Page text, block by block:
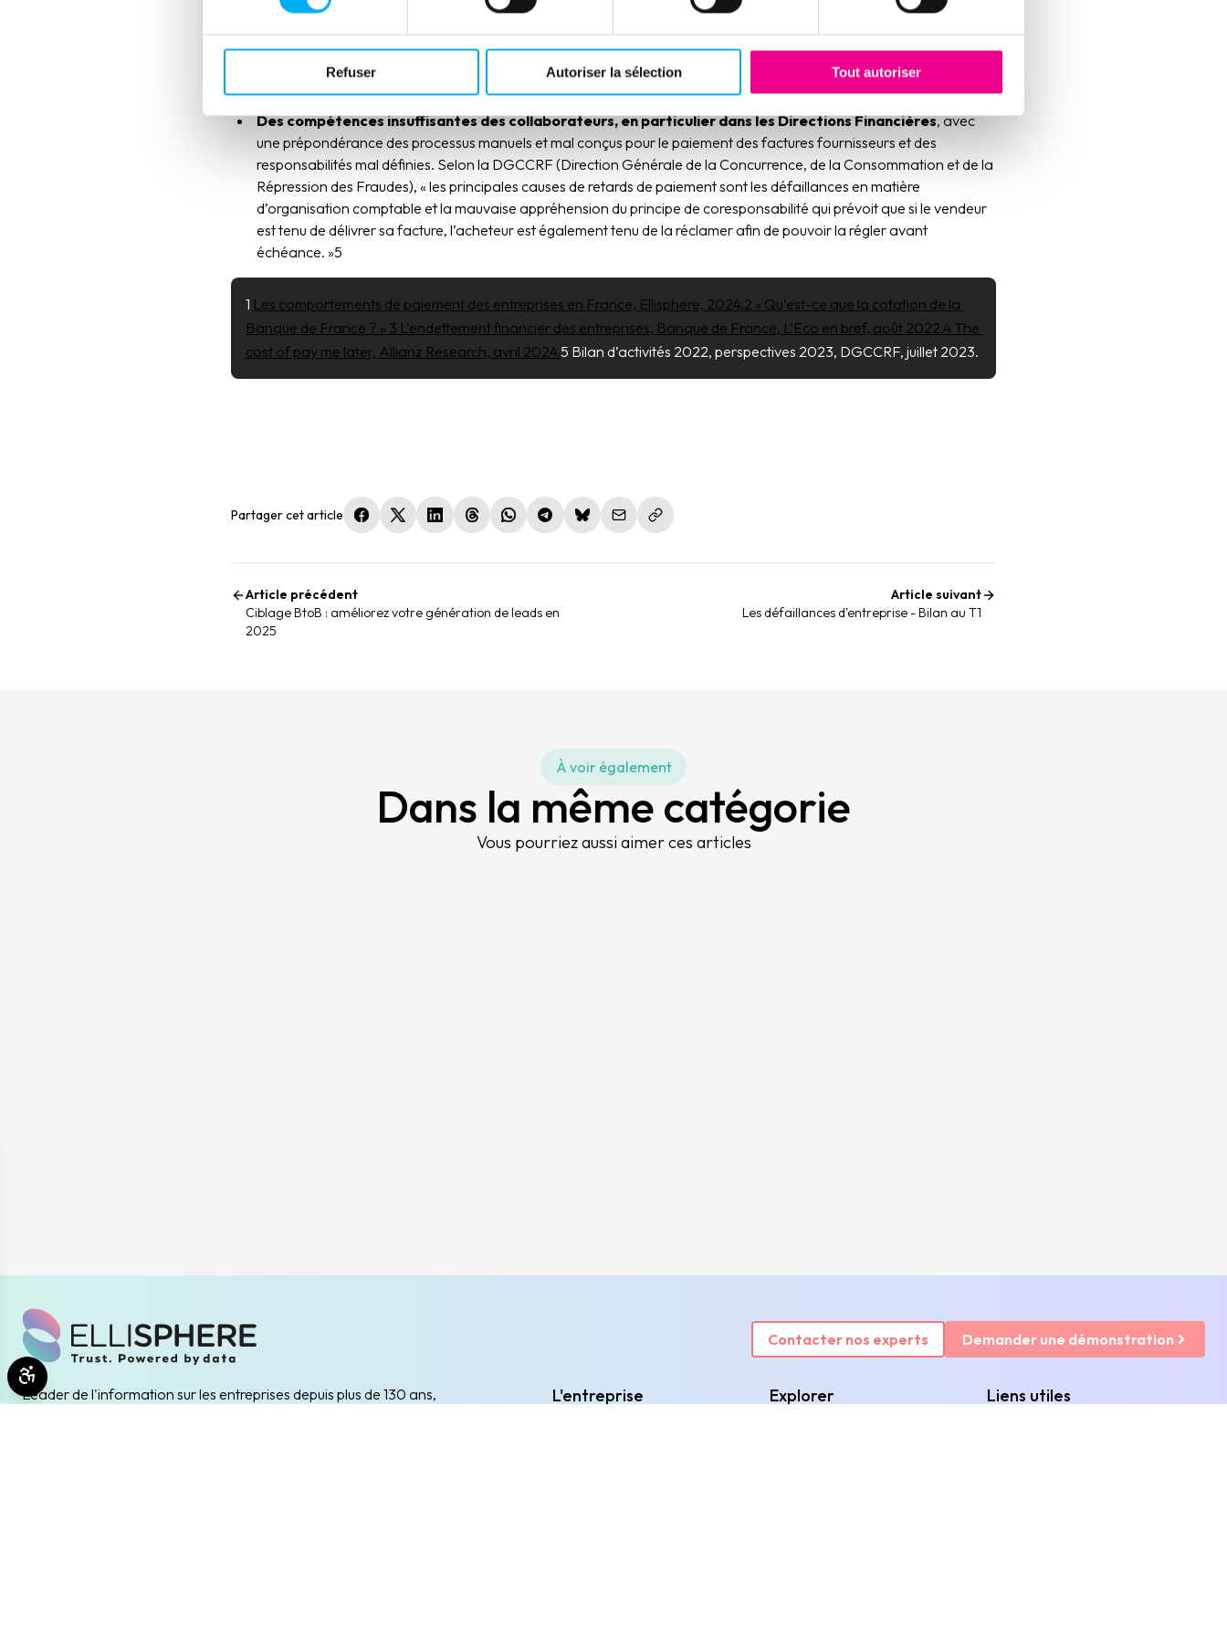
Refuser Autoriser la sélection Tout autoriser
Des erreurs de gestion telles que des investissements démesurés par rapport aux possibilités
d’évaluation de l’environnement économique. Exemples : des charges fixes importantes, des défauts de maîtrise des
stocks et de gestion des approvisionnements, et une absence de gestion rigoureuse qui aboutissent à des pertes de
compétitivité.
Des compétences insuffisantes des collaborateurs, en particulier dans les Directions Financières, avec
une prépondérance des processus manuels et mal conçus pour le paiement des factures fournisseurs et des
responsabilités mal définies. Selon la DGCCRF (Direction Générale de la Concurrence, de la Consommation et de la
Répression des Fraudes), « les principales causes de retards de paiement sont les défaillances en matière
d’organisation comptable et la mauvaise appréhension du principe de coresponsabilité qui prévoit que si le vendeur
est tenu de délivrer sa facture, l’acheteur est également tenu de la réclamer afin de pouvoir la régler avant
échéance. »5
1 Les comportements de paiement des entreprises en France, Ellisphere, 2024.2 « Qu’est-ce que la cotation de la
Banque de France ? » 3 L’endettement financier des entreprises, Banque de France, L’Eco en bref, août 2022.4 The
cost of pay me later, Allianz Research, avril 2024.5 Bilan d’activités 2022, perspectives 2023, DGCCRF, juillet 2023.
Partager cet article (nouvelle fenêtre)
(nouvelle fenêtre)
(nouvelle fenêtre)
(nouvelle fenêtre)
(nouvelle fenêtre)
(nouvelle fenêtre)
(nouvelle fenêtre)
Article précédent
Ciblage BtoB : améliorez votre génération de leads en
2025
Article suivant
Les défaillances d'entreprise - Bilan au T1
À voir également
Dans la même catégorie
Vous pourriez aussi aimer ces articles
Contacter nos experts Demander une démonstration
Leader de l'information sur les entreprises depuis plus de 130 ans,
L'entreprise Explorer Liens utiles
Ouvrir les outils d'accessibilité